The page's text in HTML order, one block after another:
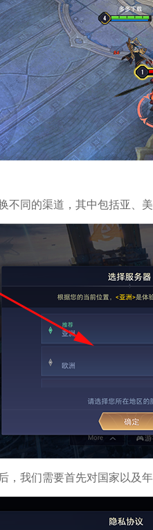
不同的渠道，其中包括亚、
，我们需要首先对国家以及